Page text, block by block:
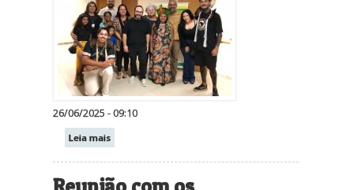
26/06/2025 - 09:10
Leia mais